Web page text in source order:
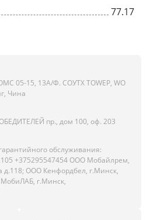
77.17
05-15, 13А/Ф. СОУТХ ТОWЕР, WО
Чина
пр., дом 100, оф. 203
обслуживания:
+375295547454 ООО Мобайлрем,
д.118; ООО Кенфордбел, г.Минск,
МобиЛАБ, г.Минск,